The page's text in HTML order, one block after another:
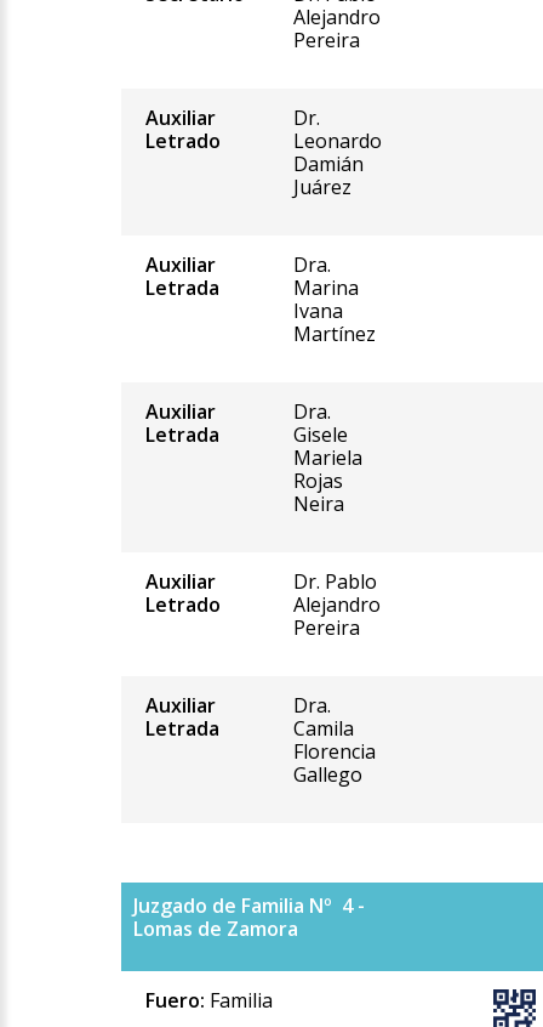
Alejandro
Pereira
Auxiliar
Letrado
Dr.
Leonardo
Damián
Juárez
Auxiliar
Letrada
Dra.
Marina
Ivana
Martínez
Auxiliar
Letrada
Dra.
Gisele
Mariela
Rojas
Neira
Auxiliar
Letrado
Dr. Pablo
Alejandro
Pereira
Auxiliar
Letrada
Dra.
Camila
Florencia
Gallego
Juzgado de Familia Nº 4 -
Lomas de Zamora
Fuero: Familia